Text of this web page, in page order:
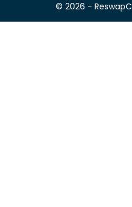
© 2026 - ReswapC